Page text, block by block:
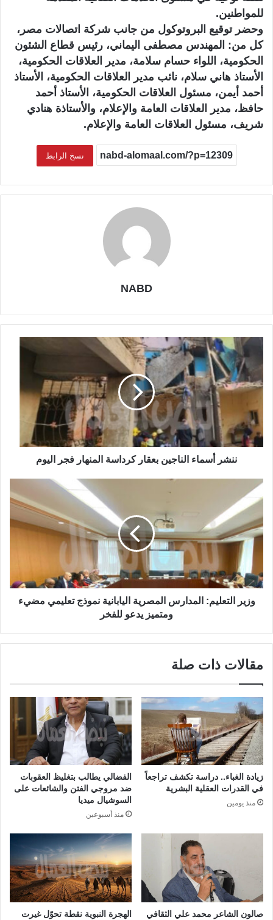
للمواطنين.
وحضر توقيع البروتوكول من جانب شركة اتصالات مصر،
كل من: المهندس مصطفى اليماني، رئيس قطاع الشئون
الحكومية، اللواء حسام سلامة، مدير العلاقات الحكومية،
الأستاذ هاني سلام، نائب مدير العلاقات الحكومية، الأستاذ
أحمد أيمن، مسئول العلاقات الحكومية، الأستاذ أحمد
حافظ، مدير العلاقات العامة والإعلام، والأستاذة هنادي
شريف، مسئول العلاقات العامة والإعلام.
نسخ الرابط
NABD
ننشر أسماء الناجين بعقار كرداسة المنهار فجر اليوم
وزير التعليم: المدارس المصرية اليابانية نموذج تعليمي مضيء
ومتميز يدعو للفخر
مقالات ذات صلة
زيادة الغباء.. دراسة تكشف تراجعاً
في القدرات العقلية البشرية
منذ يومين
الفضالي يطالب بتغليظ العقوبات
ضد مروجي الفتن والشائعات على
السوشيال ميديا
منذ أسبوعين
صالون الشاعر محمد علي الثقافي
الهجرة النبوية نقطة تحوّل غيرت